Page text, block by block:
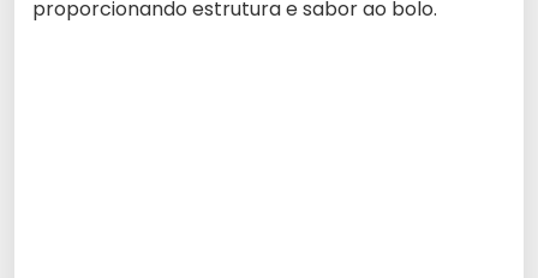
proporcionando estrutura e sabor ao bolo.